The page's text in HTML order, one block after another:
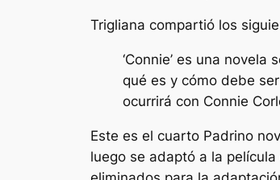
Trigliana compartió los
‘Connie’ es una
qué es y cómo debe
ocurrirá con Connie
Este es el cuarto Padrino
luego se adaptó a la